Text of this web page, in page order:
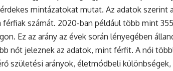
mintázatokat mutat. Az adatok szerint
férfiak számát. 2020-ban például több mint
Ez az arány az évek során lényegében
nőt jeleznek az adatok, mint férfit. A női
születési arányok, életmódbeli